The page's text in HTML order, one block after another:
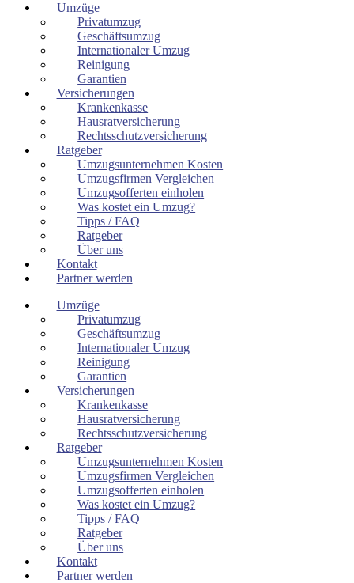
Umzüge
Privatumzug
Geschäftsumzug
Internationaler Umzug
Reinigung
Garantien
Versicherungen
Krankenkasse
Hausratversicherung
Rechtsschutzversicherung
Ratgeber
Umzugsunternehmen Kosten
Umzugsfirmen Vergleichen
Umzugsofferten einholen
Was kostet ein Umzug?
Tipps / FAQ
Ratgeber
Über uns
Kontakt
Partner werden
Umzüge
Privatumzug
Geschäftsumzug
Internationaler Umzug
Reinigung
Garantien
Versicherungen
Krankenkasse
Hausratversicherung
Rechtsschutzversicherung
Ratgeber
Umzugsunternehmen Kosten
Umzugsfirmen Vergleichen
Umzugsofferten einholen
Was kostet ein Umzug?
Tipps / FAQ
Ratgeber
Über uns
Kontakt
Partner werden